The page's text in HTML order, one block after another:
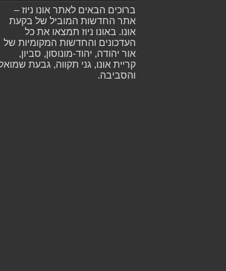
ברוכים הבאים לאתר אונו ניוז –
אתר החדשות המוביל של בקעת
אונו. באונו ניוז תמצאו את כל
העדכונים והחדשות המקומיות של
אור יהודה, יהוד-מונוסון, סביון,
קריית אונו, גני תקווה, גבעת
והסביבה.